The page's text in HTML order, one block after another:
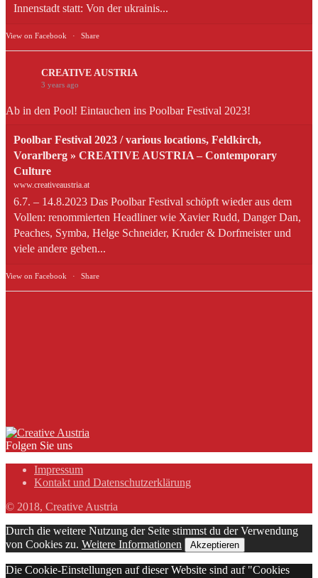
Innenstadt statt: Von der ukrainis...
View on Facebook · Share
CREATIVE AUSTRIA
3 years ago
Ab in den Pool! Eintauchen ins Poolbar Festival 2023!
Poolbar Festival 2023 / various locations, Feldkirch,
Vorarlberg » CREATIVE AUSTRIA – Contemporary
Culture
www.creativeaustria.at
6.7. – 14.8.2023 Das Poolbar Festival schöpft wieder aus dem
Vollen: renommierten Headliner wie Xavier Rudd, Danger Dan,
Peaches, Symba, Helge Schneider, Kruder & Dorfmeister und
viele andere geben...
View on Facebook · Share
Folgen Sie uns
Impressum
Kontakt und Datenschutzerklärung
© 2018, Creative Austria
Durch die weitere Nutzung der Seite stimmst du der Verwendung
von Cookies zu. Weitere Informationen Akzeptieren
Die Cookie-Einstellungen auf dieser Website sind auf "Cookies